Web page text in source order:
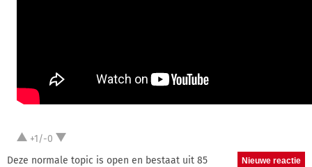
+1/-0
Deze normale topic is open en bestaat uit 85